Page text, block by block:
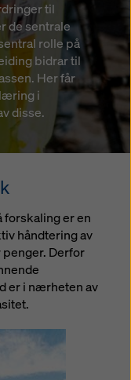
til
de sentrale
rolle på
bidrar til
Her får
i
disse.
forskaling er en
håndtering av
Derfor
er i nærheten av